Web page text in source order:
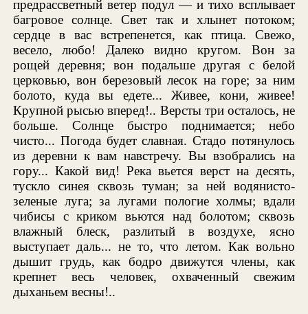
предрассветный ветер подул — и тихо всплывает
багровое солнце. Свет так и хлынет потоком;
сердце в вас встрепенется, как птица. Свежо,
весело, любо! Далеко видно кругом. Вон за
рощей деревня; вон подальше другая с белой
церковью, вон березовый лесок на горе; за ним
болото, куда вы едете... Живее, кони, живее!
Крупной рысью вперед!.. Версты три осталось, не
больше. Солнце быстро поднимается; небо
чисто... Погода будет славная. Стадо потянулось
из деревни к вам навстречу. Вы взобрались на
гору... Какой вид! Река вьется верст на десять,
тускло синея сквозь туман; за ней водянисто-
зеленые луга; за лугами пологие холмы; вдали
чибисы с криком вьются над болотом; сквозь
влажный блеск, разлитый в воздухе, ясно
выступает даль... не то, что летом. Как вольно
дышит грудь, как бодро движутся члены, как
крепнет весь человек, охваченный свежим
дыханьем весны!..